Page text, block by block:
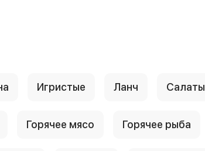
Игристые Ланч Салаты
Горячее мясо Горячее рыба